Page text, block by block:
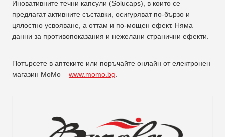
Иновативните течни капсули (Solucaps), в които се
предлагат активните съставки, осигуряват по-бързо и
цялостно усвояване, а оттам и по-мощен ефект. Няма
данни за противопоказания и нежелани странични ефекти.
Потърсете в аптеките или поръчайте онлайн от електронен
магазин МоМо – www.momo.bg